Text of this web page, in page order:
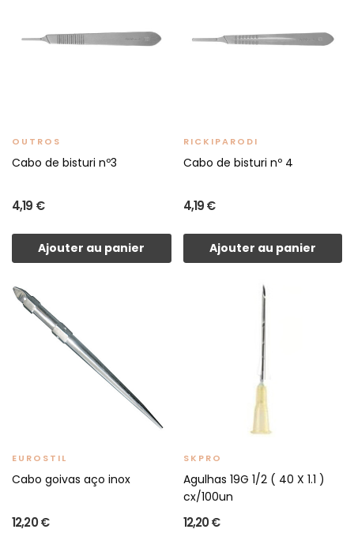
OUTROS
Cabo de bisturi nº3
4,19 €
Ajouter au panier
RICKIPARODI
Cabo de bisturi nº 4
4,19 €
Ajouter au panier
EUROSTIL
Cabo goivas aço inox
12,20 €
SKPRO
Agulhas 19G 1/2 ( 40 X 1.1 )
cx/100un
12,20 €